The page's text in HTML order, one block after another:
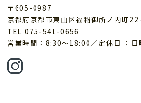
〒605-0987
京都府京都市東山区福稲御所ノ内町
TEL 075-541-0656
営業時間：8:30～18:00／定休日 ：日